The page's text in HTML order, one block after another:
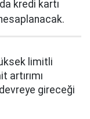
kredi kartı
limitli
gireceği